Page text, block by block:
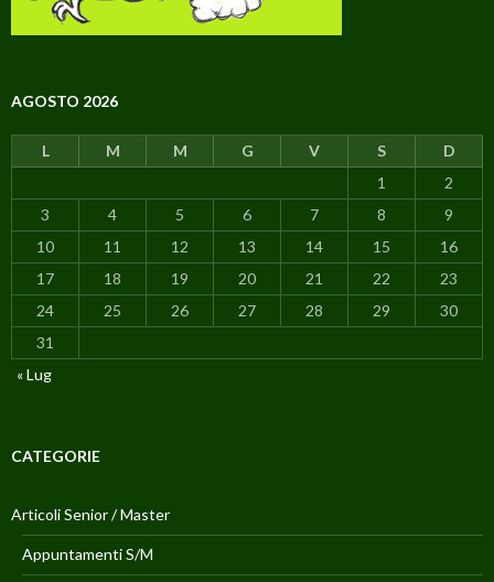
AGOSTO 2026
L M M G V S
D
1
2
3
4 5 6 7 8
9
10
11 12 13 14 15
16
17
18 19 20 21 22
23
24
25 26 27 28 29
30
31
« Lug
CATEGORIE
Articoli Senior / Master
Appuntamenti S/M